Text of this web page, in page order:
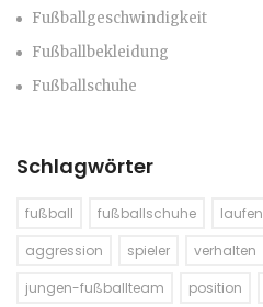
Fußballgeschwindigkeit
Fußballbekleidung
Fußballschuhe
Schlagwörter
fußball fußballschuhe laufen
aggression
spieler verhalten
jungen-fußballteam
position